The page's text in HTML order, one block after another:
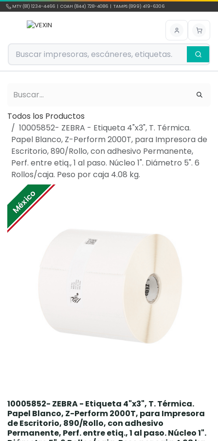
Ir al contenido
MTY (81) 1234-4466 | COAH (844) 728-4086 | TAMPS (899) 419-6306
Todos los Productos
10005852- ZEBRA - Etiqueta 4"x3", T. Térmica.
Papel Blanco, Z-Perform 2000T, para Impresora de
Escritorio, 890/Rollo, con adhesivo Permanente,
Perf. entre etiq., 1 al paso. Núcleo 1". Diámetro 5". 6
Rollos/caja. Peso por caja 4.08 kg.
México
10005852- ZEBRA - Etiqueta 4"x3", T. Térmica.
Papel Blanco, Z-Perform 2000T, para Impresora
de Escritorio, 890/Rollo, con adhesivo
Permanente, Perf. entre etiq., 1 al paso. Núcleo 1".